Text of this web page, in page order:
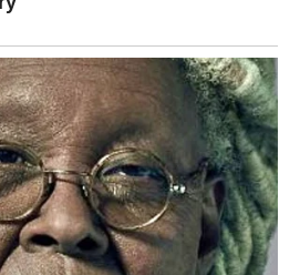
velike energije i borbenosti